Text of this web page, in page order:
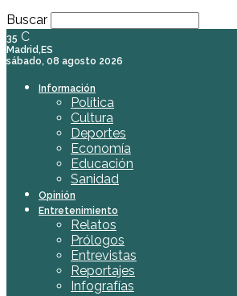
Buscar
35 C
Madrid,ES
sábado, 08 agosto 2026
Información
Política
Cultura
Deportes
Economía
Educación
Sanidad
Opinión
Entretenimiento
Relatos
Prólogos
Entrevistas
Reportajes
Infografías